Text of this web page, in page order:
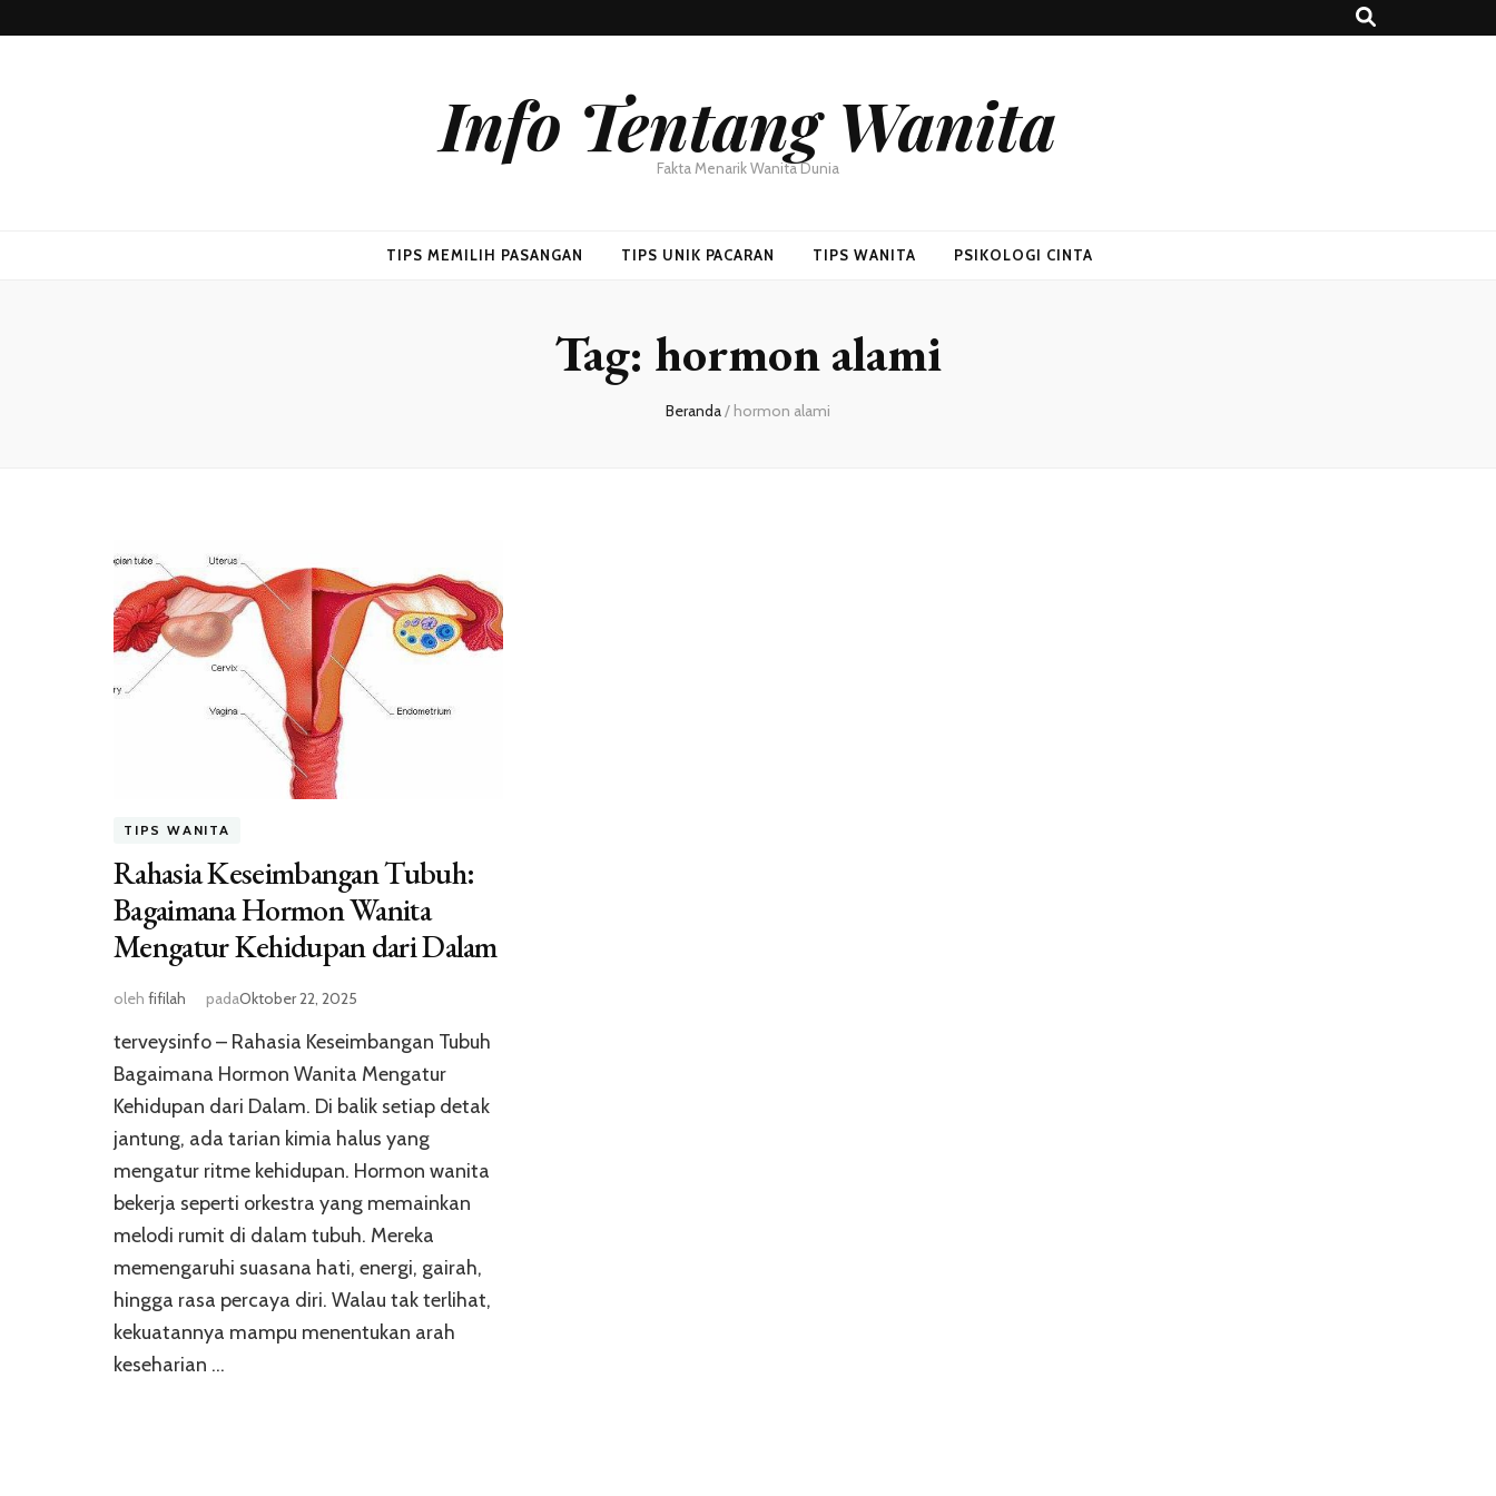
Info Tentang Wanita
Fakta Menarik Wanita Dunia
TIPS MEMILIH PASANGAN TIPS UNIK PACARAN TIPS WANITA PSIKOLOGI CINTA
Tag: hormon alami
Beranda/ hormon alami
TIPS WANITA
Rahasia Keseimbangan Tubuh:
Bagaimana Hormon Wanita
Mengatur Kehidupan dari Dalam
oleh fifilah padaOktober 22, 2025
terveysinfo – Rahasia Keseimbangan Tubuh
Bagaimana Hormon Wanita Mengatur
Kehidupan dari Dalam. Di balik setiap detak
jantung, ada tarian kimia halus yang
mengatur ritme kehidupan. Hormon wanita
bekerja seperti orkestra yang memainkan
melodi rumit di dalam tubuh. Mereka
memengaruhi suasana hati, energi, gairah,
hingga rasa percaya diri. Walau tak terlihat,
kekuatannya mampu menentukan arah
keseharian …